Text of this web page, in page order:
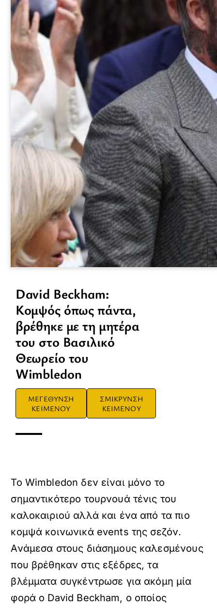
David Beckham:
Κομψός όπως πάντα,
βρέθηκε με τη μητέρα
του στο Βασιλικό
Θεωρείο του
Wimbledon
ΜΕΓΕΘΥΝΣΗ
ΚΕΙΜΕΝΟΥ
ΣΜΙΚΡΥΝΣΗ
ΚΕΙΜΕΝΟΥ
Το Wimbledon δεν είναι μόνο το
σημαντικότερο τουρνουά τένις του
καλοκαιριού αλλά και ένα από τα πιο
κομψά κοινωνικά events της σεζόν.
Ανάμεσα στους διάσημους καλεσμένους
που βρέθηκαν στις εξέδρες, τα
βλέμματα συγκέντρωσε για ακόμη μία
φορά ο David Beckham, ο οποίος